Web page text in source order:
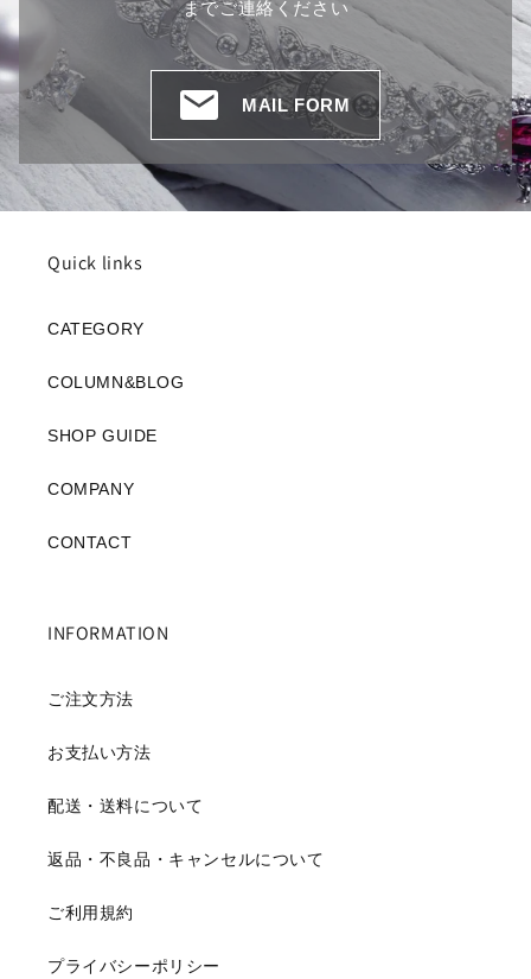
までご連絡ください
MAIL FORM
Quick links
CATEGORY
COLUMN&BLOG
SHOP GUIDE
COMPANY
CONTACT
INFORMATION
ご注文方法
お支払い方法
配送・送料について
返品・不良品・キャンセルについて
ご利用規約
プライバシーポリシー